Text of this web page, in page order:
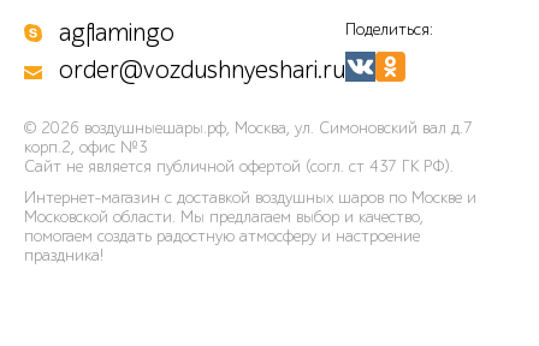
agflamingo
order@vozdushnyeshari.ru
Поделиться:
© 2026 воздушныешары.рф, Москва, ул. Симоновский вал д.7
корп.2, офис №3
Сайт не является публичной офертой (согл. ст 437 ГК РФ).
Интернет-магазин с доставкой воздушных шаров по Москве и
Московской области. Мы предлагаем выбор и качество,
помогаем создать радостную атмосферу и настроение
праздника!